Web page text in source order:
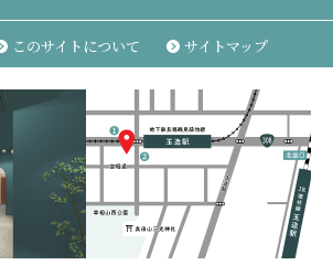
このサイトについて サイトマップ